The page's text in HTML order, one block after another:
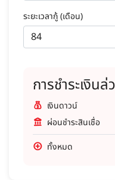
ระยะเวลากู้ (เดือน)
การชำระเงินล่
เงินดาวน์
ผ่อนชำระสินเชื่อ
ทั้งหมด